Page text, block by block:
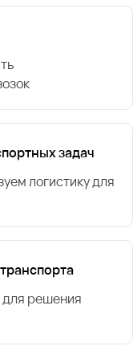
задач
логистику для
решения